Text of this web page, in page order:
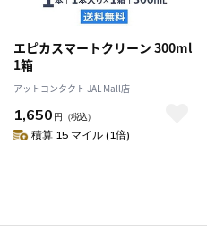
エピカスマートクリーン 300ml
1箱
アットコンタクト JAL Mall店
1,650 円 （税込）
積算 15 マイル (1倍)